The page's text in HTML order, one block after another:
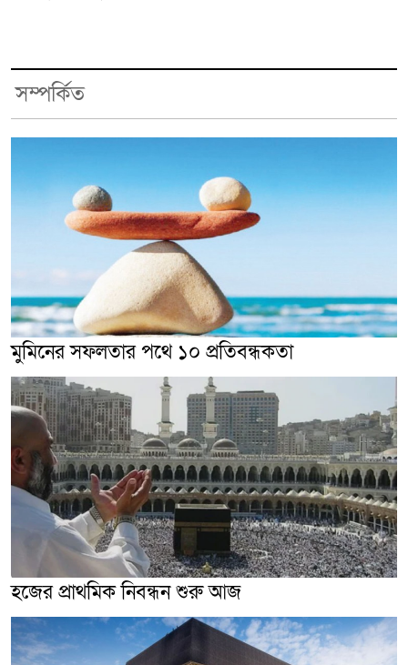
সম্পর্কিত
মুমিনের সফলতার পথে ১০ প্রতিবন্ধকতা
হজের প্রাথমিক নিবন্ধন শুরু আজ